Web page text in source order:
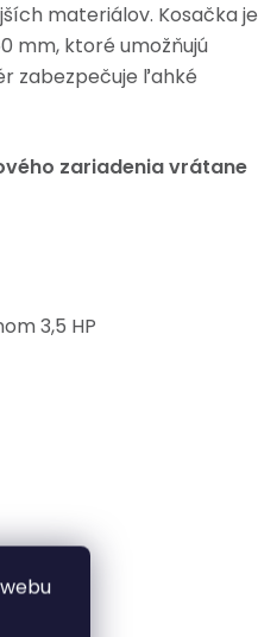
materiálov. Kosačka je
mm, ktoré umožňujú
zabezpečuje ľahké
zariadenia vrátane
3,5 HP